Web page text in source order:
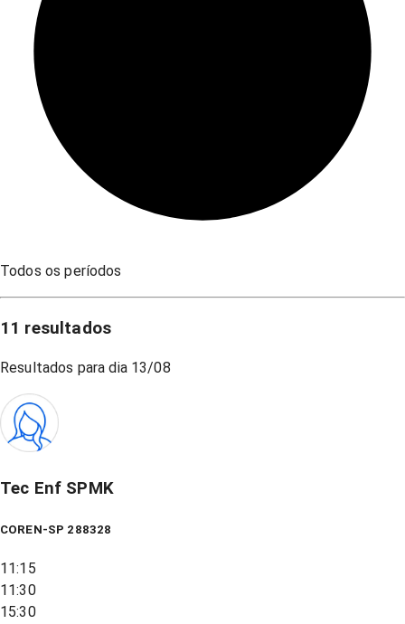
Todos os períodos
11 resultados
Resultados para dia 13/08
Tec Enf SPMK
COREN-SP 288328
11:15
11:30
15:30